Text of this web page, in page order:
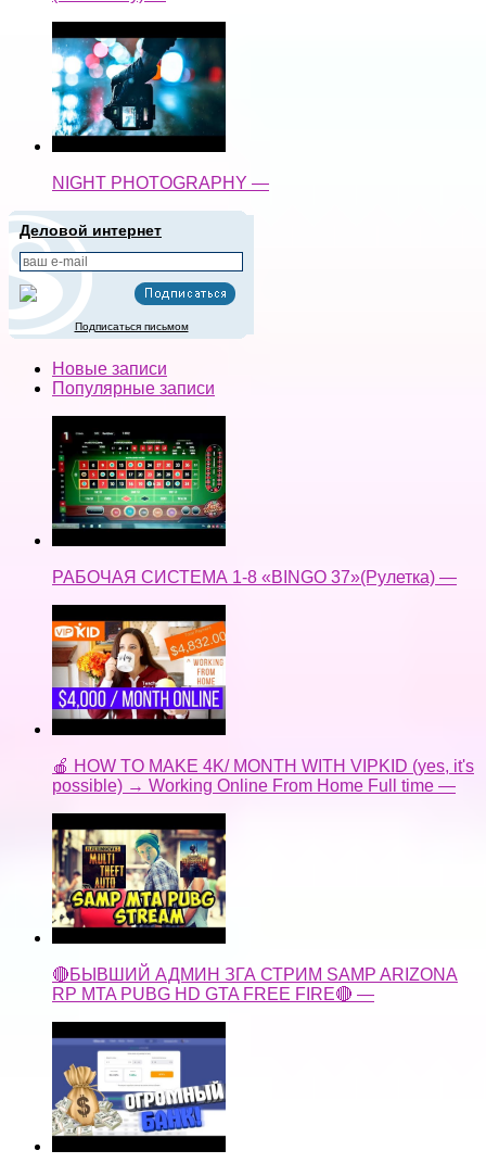
NIGHT PHOTOGRAPHY —
Деловой интернет
Подписаться письмом
Новые записи
Популярные записи
РАБОЧАЯ СИСТЕМА 1-8 «BINGO 37»(Рулетка) —
🍎 HOW TO MAKE 4K/ MONTH WITH VIPKID (yes, it's
possible) → Working Online From Home Full time —
🔴БЫВШИЙ АДМИН ЗГА СТРИМ SAMP ARIZONA
RP MTA PUBG HD GTA FREE FIRE🔴 —